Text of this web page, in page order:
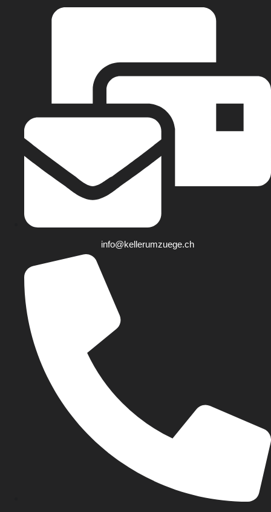
info@kellerumzuege.ch